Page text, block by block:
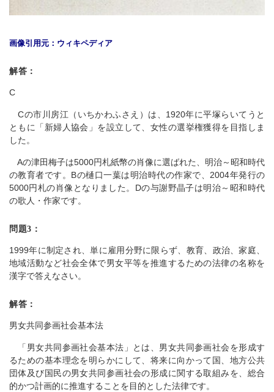
画像引用元：ウィキペディア
解答：
C
Cの市川房江（いちかわふさえ）は、1920年に平塚らいてうと
ともに「新婦人協会」を設立して、女性の選挙権獲得を目指しま
した。
Aの津田梅子は5000円札紙幣の肖像に選ばれた、明治～昭和時代
の教育者です。Bの樋口一葉は明治時代の作家で、2004年発行の
5000円札の肖像となりました。Dの与謝野晶子は明治～昭和時代
の歌人・作家です。
問題3：
1999年に制定され、単に雇用分野に限らず、教育、政治、家庭、
地域活動など社会全体で男女平等を推進するための法律の名称を
漢字で答えなさい。
解答：
男女共同参画社会基本法
「男女共同参画社会基本法」とは、男女共同参画社会を形成す
るための基本理念を明らかにして、将来に向かって国、地方公共
団体及び国民の男女共同参画社会の形成に関する取組みを、総合
的かつ計画的に推進することを目的とした法律です。